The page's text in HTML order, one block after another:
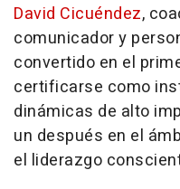
David Cicuéndez,
comunicador y
convertido en el
certificarse como
dinámicas de alto
un después en el
el liderazgo